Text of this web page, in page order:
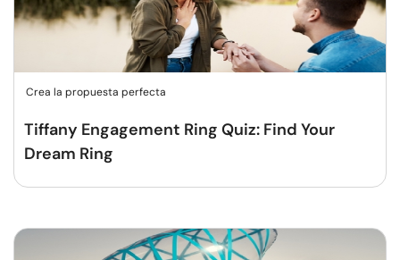
Crea la propuesta perfecta
Tiffany Engagement Ring Quiz: Find Your
Dream Ring